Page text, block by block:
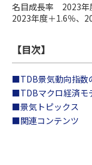
名目成長率 2023年
2023年度＋1.6％、
【目次】
■TDB景気動向指数
■TDBマクロ経済モ
■景気トピックス
■関連コンテンツ